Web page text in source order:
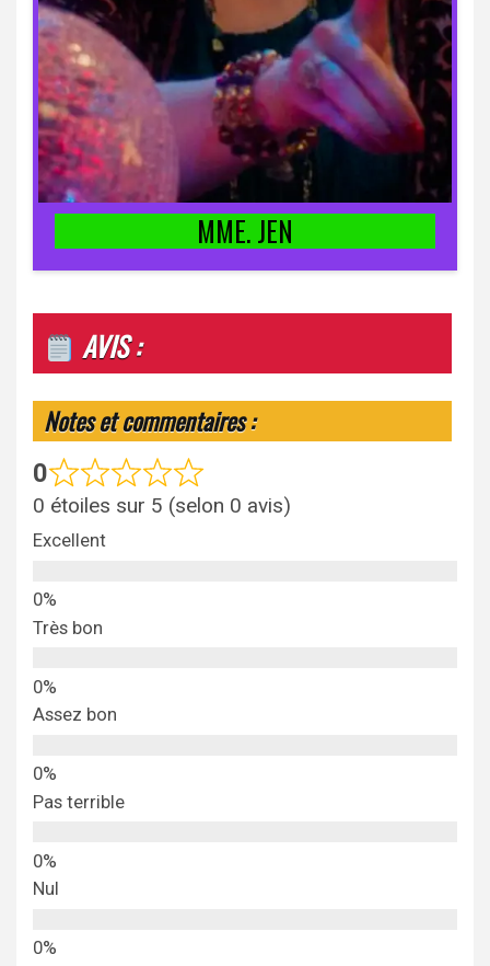
MME. JEN
AVIS :
Notes et commentaires :
0
0 étoiles sur 5 (selon 0 avis)
Excellent
Très bon
Assez bon
Pas terrible
Nul